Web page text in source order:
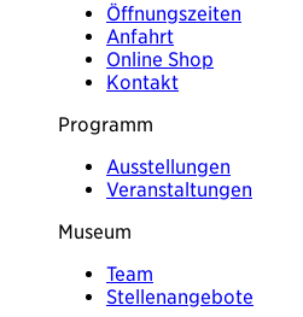
Öffnungszeiten
Anfahrt
Online Shop
Kontakt
Programm
Ausstellungen
Veranstaltungen
Museum
Team
Stellenangebote